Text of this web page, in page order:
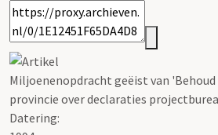
Miljoenenopdracht geëist van 'Behoud
provincie over declaraties
Datering: